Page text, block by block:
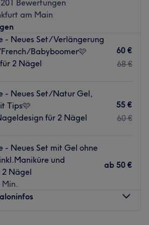
Termin. Diesen buchst du dir am
oder per App mit Treatwell.
und professionell – das sind einige
Inhaberin Thi beschreiben. Sie und ihr
Besuch hier zu einem echten
werden gekonnt umgesetzt.
oder tolle Gel-Nägel mit den
Eine ausführliche Beratung und
gewiss. Worauf also noch warten?
dich in der privaten Atmosphäre
zur Salonansicht
201 Bewertungen
am Main
- Neues Set/Verlängerung
Babyboomer🩷
2 Nägel
60 €
68 €
- Neues Set/Natur Gel,
Tips🩷
für 2 Nägel
55 €
60 €
- Neues Set mit Gel ohne
und
Nägel
Min.
ab 50 €